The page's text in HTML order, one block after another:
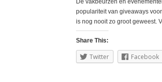
populariteit van giveaways
is nog nooit zo groot geweest.
Share This:
Twitter Facebook